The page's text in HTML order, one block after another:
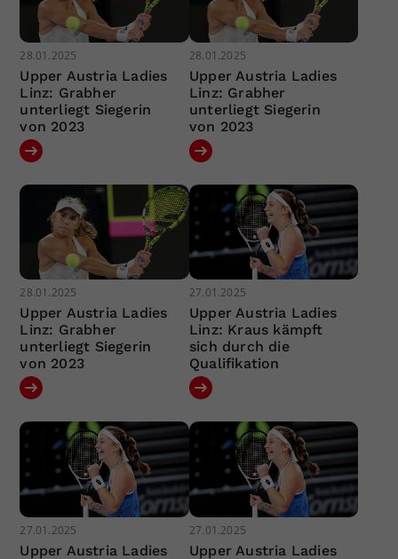
28.01.2025
Upper Austria Ladies
Linz: Grabher
unterliegt Siegerin
von 2023
28.01.2025
Upper Austria Ladies
Linz: Grabher
unterliegt Siegerin
von 2023
28.01.2025
Upper Austria Ladies
Linz: Grabher
unterliegt Siegerin
von 2023
27.01.2025
Upper Austria Ladies
Linz: Kraus kämpft
sich durch die
Qualifikation
27.01.2025
Upper Austria Ladies
27.01.2025
Upper Austria Ladies